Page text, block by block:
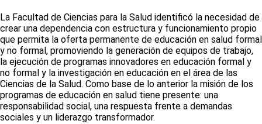
La Facultad de Ciencias para la Salud identificó la necesidad de
crear una dependencia con estructura y funcionamiento propio
que permita la oferta permanente de educación en salud formal
y no formal, promoviendo la generación de equipos de trabajo,
la ejecución de programas innovadores en educación formal y
no formal y la investigación en educación en el área de las
Ciencias de la Salud. Como base de lo anterior la misión de los
programas de educación en salud tiene presente: una
responsabilidad social, una respuesta frente a demandas
sociales y un liderazgo transformador.